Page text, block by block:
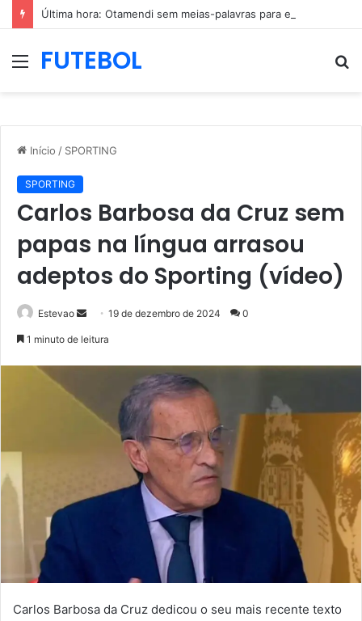
MenuFUTEBOL
Início / SPORTING
SPORTING
Carlos Barbosa da Cruz sem
papas na língua arrasou
adeptos do Sporting (vídeo)
Estevao
Mande19 de dezembro de 2024 0
1 minuto de leitura
Carlos Barbosa da Cruz dedicou o seu mais recente texto